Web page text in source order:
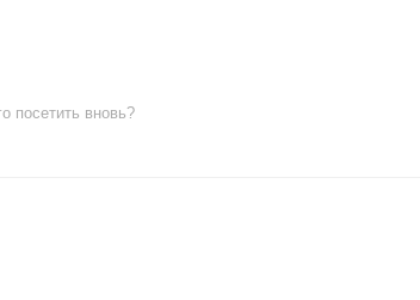
посетить вновь?